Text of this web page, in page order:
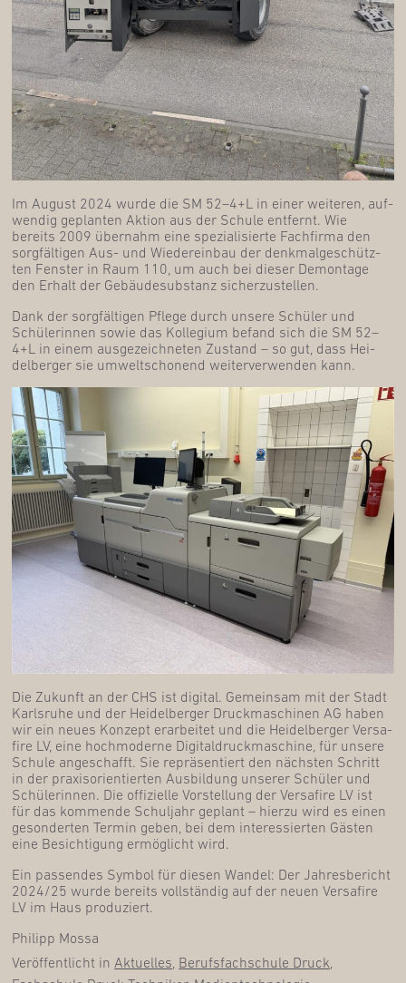
Im August 2024 wur­de die SM 52–4+L in einer wei­te­ren, auf­
wen­dig geplan­ten Akti­on aus der Schu­le ent­fernt. Wie
bereits 2009 über­nahm eine spe­zia­li­sier­te Fach­fir­ma den
sorg­fäl­ti­gen Aus- und Wie­der­ein­bau der denk­mal­ge­schütz­
ten Fens­ter in Raum 110, um auch bei die­ser Demon­ta­ge
den Erhalt der Gebäu­de­sub­stanz sicherzustellen.
Dank der sorg­fäl­ti­gen Pfle­ge durch unse­re Schü­ler und
Schü­le­rin­nen sowie das Kol­le­gi­um befand sich die SM 52–
4+L in einem aus­ge­zeich­ne­ten Zustand – so gut, dass Hei­
del­ber­ger sie umwelt­scho­nend wei­ter­ver­wen­den kann.
Die Zukunft an der CHS ist digi­tal. Gemein­sam mit der Stadt
Karls­ru­he und der Hei­del­ber­ger Druck­ma­schi­nen AG haben
wir ein neu­es Kon­zept erar­bei­tet und die Hei­del­ber­ger Ver­sa­
fi­re LV, eine hoch­mo­der­ne Digi­tal­druck­ma­schi­ne, für unse­re
Schu­le ange­schafft. Sie reprä­sen­tiert den nächs­ten Schritt
in der pra­xis­ori­en­tier­ten Aus­bil­dung unse­rer Schü­ler und
Schü­le­rin­nen. Die offi­zi­el­le Vor­stel­lung der Ver­sa­fi­re LV ist
für das kom­men­de Schul­jahr geplant – hier­zu wird es einen
geson­der­ten Ter­min geben, bei dem inter­es­sier­ten Gäs­ten
eine Besich­ti­gung ermög­licht wird.
Ein pas­sen­des Sym­bol für die­sen Wan­del: Der Jah­res­be­richt
2024/25 wur­de bereits voll­stän­dig auf der neu­en Ver­sa­fi­re
LV im Haus produziert.
Phil­ipp Mossa
Veröffentlicht in Aktuelles Berufsfachschule Druck